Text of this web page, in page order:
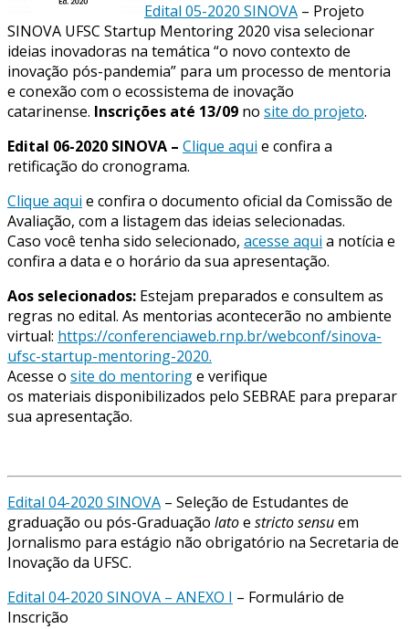
Edital 05-2020 SINOVA – Projeto
SINOVA UFSC Startup Mentoring 2020 visa selecionar
ideias inovadoras na temática “o novo contexto de
inovação pós-pandemia” para um processo de mentoria
e conexão com o ecossistema de inovação
catarinense. Inscrições até 13/09 no site do projeto.
Edital 06-2020 SINOVA – Clique aqui e confira a
retificação do cronograma.
Clique aqui e confira o documento oficial da Comissão de
Avaliação, com a listagem das ideias selecionadas.
Caso você tenha sido selecionado, acesse aqui a notícia e
confira a data e o horário da sua apresentação.
Aos selecionados: Estejam preparados e consultem as
regras no edital. As mentorias acontecerão no ambiente
virtual: https://conferenciaweb.rnp.br/webconf/sinova-
ufsc-startup-mentoring-2020.
Acesse o site do mentoringe verifique
os materiais disponibilizados pelo SEBRAE para preparar
sua apresentação.
Edital 04-2020 SINOVA – Seleção de Estudantes de
graduação ou pós-Graduação latoe stricto sensuem
Jornalismo para estágio não obrigatório na Secretaria de
Inovação da UFSC.
Edital 04-2020 SINOVA – ANEXO I – Formulário de
Inscrição